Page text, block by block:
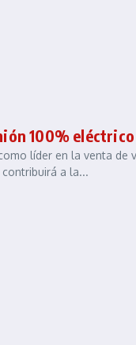
100% eléctrico
líder en la venta de
a la...